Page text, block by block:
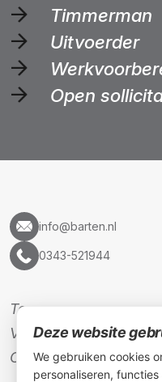
Timmerman
Uitvoerder
Open
info@barten.nl
0343-521944
Team
Vacatures
Contact
Deze website
We gebruiken cookies
personaliseren,